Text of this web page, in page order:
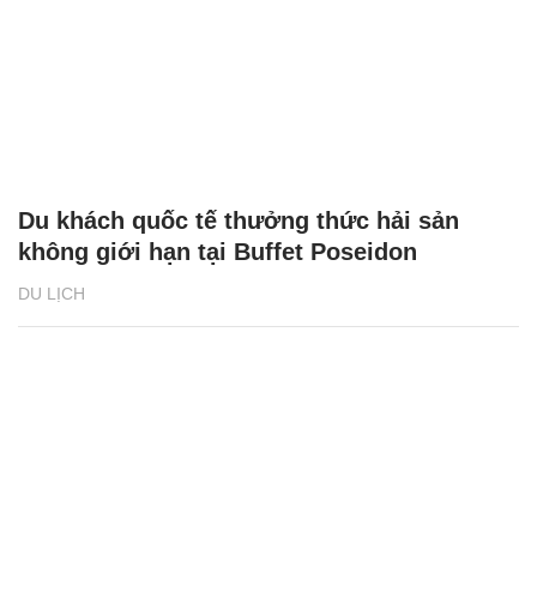
DU LỊCH
Du khách quốc tế thưởng thức hải sản
không giới hạn tại Buffet Poseidon